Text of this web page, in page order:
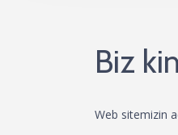
Biz
Web sitemizin